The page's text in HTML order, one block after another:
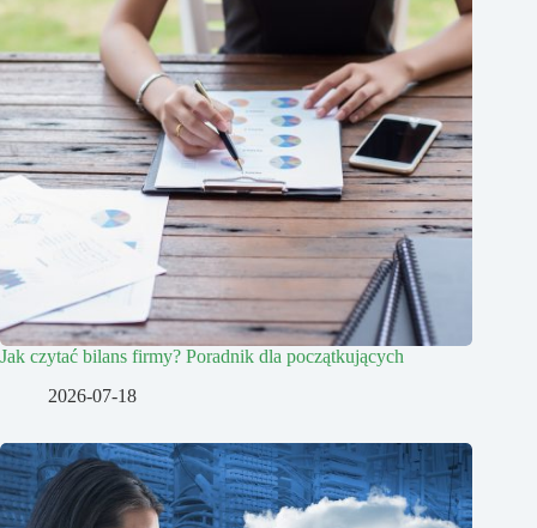
Jak czytać bilans firmy? Poradnik dla początkujących
2026-07-18